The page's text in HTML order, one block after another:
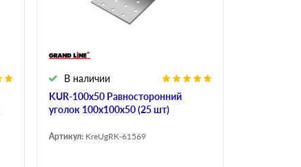
KUR-100х50 Равносторонний
уголок 100х100х50 (25 шт)
В наличии
Артикул: KreUgRK-61569